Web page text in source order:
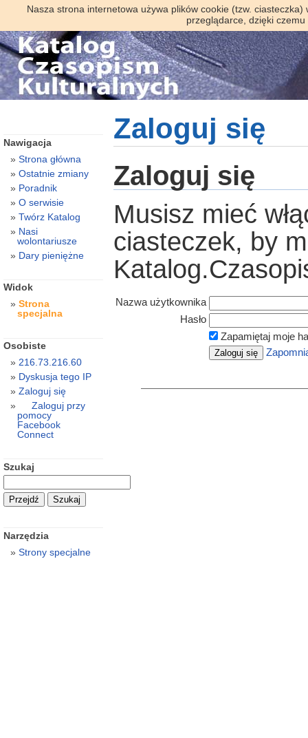
Nasza strona internetowa używa plików cookie (tzw.
przeglądarce, dzięki
Zaloguj się
Zaloguj się
Musisz mieć
ciasteczek, by
Nazwa użytkownika
Hasło
Zapamiętaj moje
Nawigacja
Strona główna
Ostatnie zmiany
Poradnik
O serwisie
Twórz Katalog
Nasi
wolontariusze
Dary pieniężne
Widok
Strona
specjalna
Osobiste
216.73.216.60
Dyskusja tego IP
Zaloguj się
Zaloguj przy
pomocy
Facebook
Connect
Szukaj
Narzędzia
Strony specjalne